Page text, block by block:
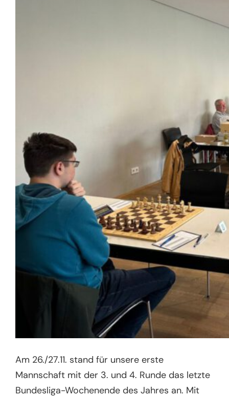
Am 26./27.11. stand für unsere erste
Mannschaft mit der 3. und 4. Runde das letzte
Bundesliga-Wochenende des Jahres an. Mit